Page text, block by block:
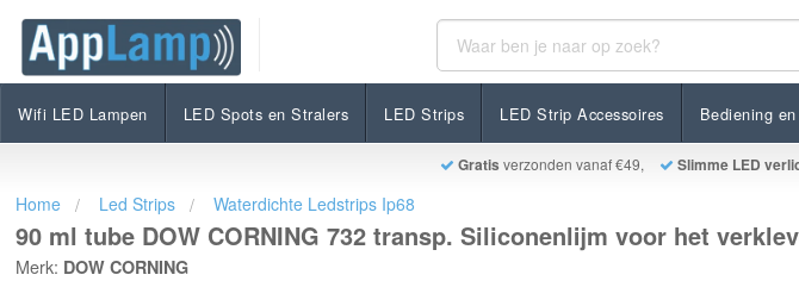
Wifi LED Lampen LED Spots en Stralers LED Strips LED Strip Accessoires Bediening
Gratis verzonden vanaf €49, Slimme LED
90 ml tube DOW CORNING 732 transp. Siliconenlijm voor het verkleven van IP68
€14,95 Op voorraad
Home Led Strips Waterdichte Ledstrips Ip68
90 ml tube DOW CORNING 732 transp. Siliconenlijm voor het
Merk: DOW CORNING